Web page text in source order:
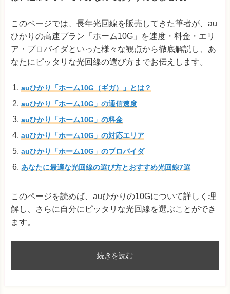
このページでは、長年光回線を販売してきた筆者が、au
ひかりの高速プラン「ホーム10G」を速度・料金・エリ
ア・プロバイダといった様々な観点から徹底解説し、あ
なたにピッタリな光回線の選び方までお伝えします。
auひかり「ホーム10G（ギガ）」とは？
auひかり「ホーム10G」の通信速度
auひかり「ホーム10G」の料金
auひかり「ホーム10G」の対応エリア
auひかり「ホーム10G」のプロバイダ
あなたに最適な光回線の選び方とおすすめ光回線7選
このページを読めば、auひかりの10Gについて詳しく理
解し、さらに自分にピッタリな光回線を選ぶことができ
ます。
続きを読む